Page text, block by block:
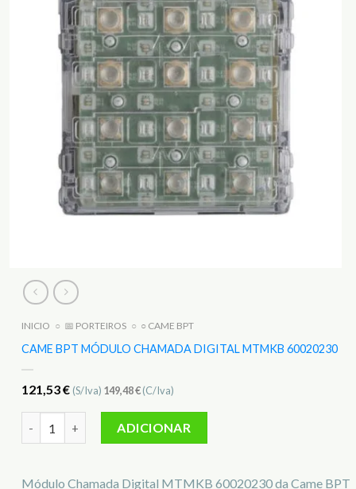
INICIO ○ 📅 PORTEIROS ○ ○ CAME BPT
CAME BPT MÓDULO CHAMADA DIGITAL MTMKB 60020230
121,53€ (S/Iva) 149,48€(C/Iva)
ADICIONAR
Módulo Chamada Digital MTMKB 60020230 da Came BPT